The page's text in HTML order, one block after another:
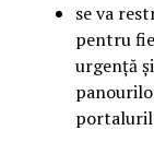
se va
pentru
urgență